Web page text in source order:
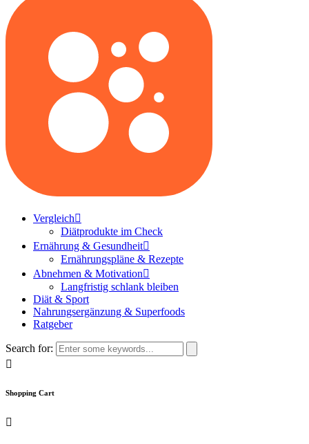
Vergleich
Diätprodukte im Check
Ernährung & Gesundheit
Ernährungspläne & Rezepte
Abnehmen & Motivation
Langfristig schlank bleiben
Diät & Sport
Nahrungsergänzung & Superfoods
Ratgeber
Search for:
Shopping Cart